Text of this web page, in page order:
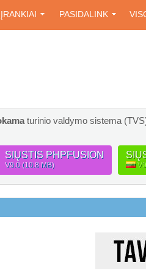
ĮRANKIAI PASIDALINK
turinio valdymo sistema
SIŲSTIS PHPFUSION
V9.0 (10.8 MB)